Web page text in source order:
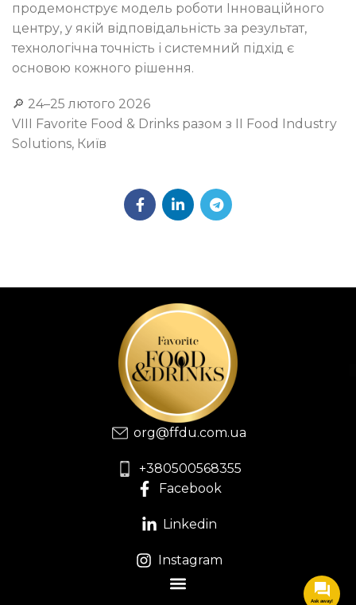
продемонструє модель роботи Інноваційного
центру, у якій відповідальність за результат,
технологічна точність і системний підхід є
основою кожного рішення.
🔎 24–25 лютого 2026
VIII Favorite Food & Drinks разом з II Food Industry
Solutions, Київ
org@ffdu.com.ua
+380500568355
Facebook
Linkedin
Instagram
Ask away!